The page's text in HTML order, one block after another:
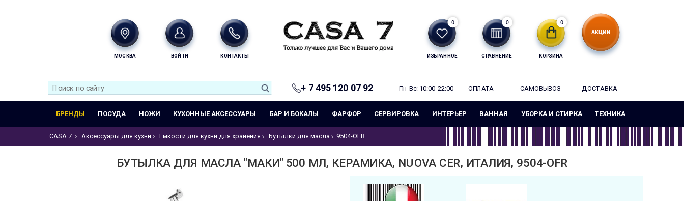
МОСКВА ВОЙТИ КОНТАКТЫ ИЗБРАННОЕ
0
СРАВНЕНИЕ
0
КОРЗИНА
0
+ 7 495 120 07 92 Пн-Вс: 10:00-22:00 ОПЛАТА САМОВЫВОЗ ДОСТАВКА
БРЕНДЫ ПОСУДА НОЖИ КУХОННЫЕ АКСЕССУАРЫ БАР И БОКАЛЫ ФАРФОР СЕРВИРОВКА ИНТЕРЬЕР ВАННАЯ УБОРКА И СТИРКА ТЕХНИКА
CASA 7 Аксессуары для кухни Емкости для кухни для хранения Бутылки для масла 9504-OFR
БУТЫЛКА ДЛЯ МАСЛА "МАКИ" 500 МЛ, КЕРАМИКА, NUOVA CER, ИТАЛИЯ, 9504-OFR